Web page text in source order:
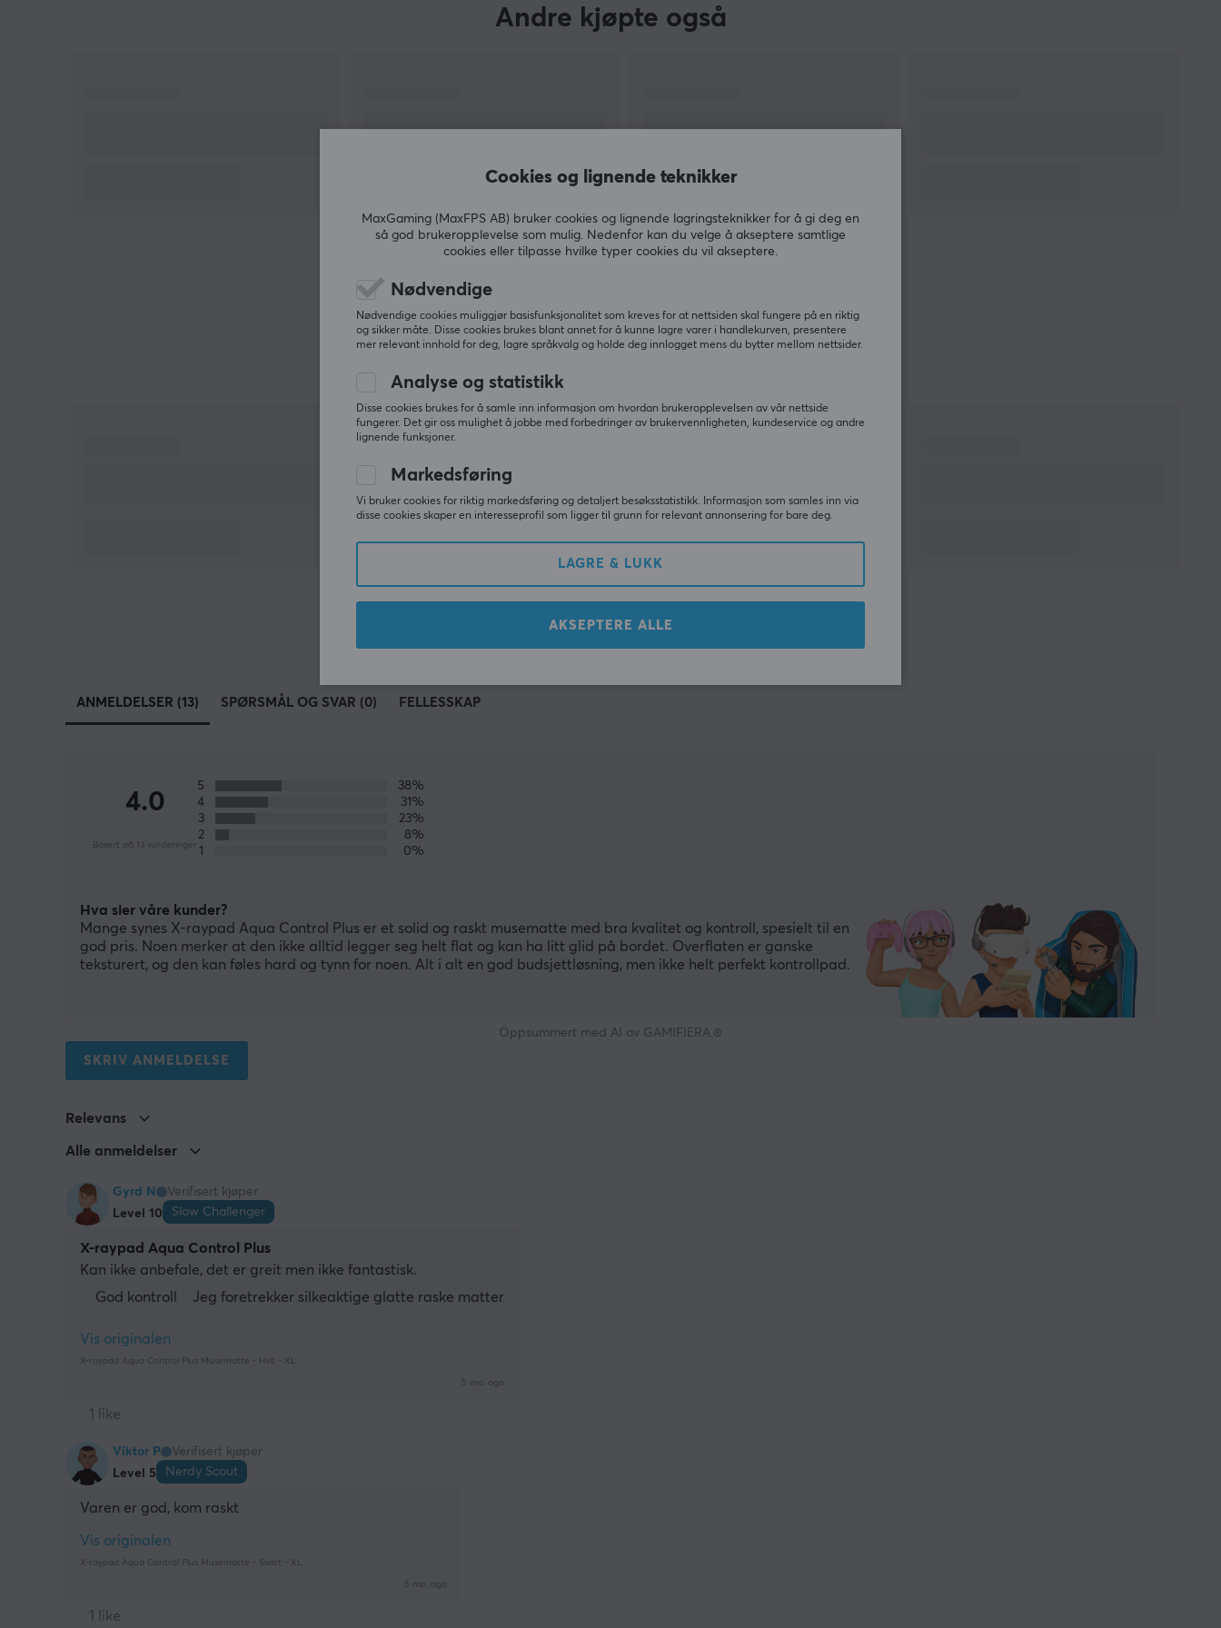
Andre kjøpte også
VIS MER
Andre så også
ANMELDELSER (13) SPØRSMÅL OG SVAR (0) FELLESSKAP
4.0
Basert på 13 vurderinger
5
38%
4
31%
3
23%
2
8%
1
0%
Hva sier våre kunder?
Mange synes X-raypad Aqua Control Plus er et solid og raskt musematte med bra kvalitet og kontroll, spesielt til en
god pris. Noen merker at den ikke alltid legger seg helt flat og kan ha litt glid på bordet. Overflaten er ganske
teksturert, og den kan føles hard og tynn for noen. Alt i alt en god budsjettløsning, men ikke helt perfekt kontrollpad.
Oppsummert med AI av GAMIFIERA.®
SKRIV ANMELDELSE
Relevans
Alle anmeldelser
Gyrd N
Verifisert kjøper
Level 10
Slow Challenger
X-raypad Aqua Control Plus
Kan ikke anbefale, det er greit men ikke fantastisk.
God kontroll
Jeg foretrekker silkeaktige glatte raske matter
Vis originalen
X-raypad Aqua Control Plus Musematte - Hvit - XL
5 mo. ago
1 like
Viktor P
Verifisert kjøper
Level 5
Nerdy Scout
Varen er god, kom raskt
Vis originalen
X-raypad Aqua Control Plus Musematte - Svart - XL
6 mo. ago
1 like
Cookies og lignende teknikker
MaxGaming (MaxFPS AB) bruker cookies og lignende lagringsteknikker for å gi deg en
så god brukeropplevelse som mulig. Nedenfor kan du velge å akseptere samtlige
cookies eller tilpasse hvilke typer cookies du vil akseptere.
Nødvendige
Nødvendige cookies muliggjør basisfunksjonalitet som kreves for at nettsiden skal fungere på en riktig
og sikker måte. Disse cookies brukes blant annet for å kunne lagre varer i handlekurven, presentere
mer relevant innhold for deg, lagre språkvalg og holde deg innlogget mens du bytter mellom nettsider.
Analyse og statistikk
Disse cookies brukes for å samle inn informasjon om hvordan brukeropplevelsen av vår nettside
fungerer. Det gir oss mulighet å jobbe med forbedringer av brukervennligheten, kundeservice og andre
lignende funksjoner.
Markedsføring
Vi bruker cookies for riktig markedsføring og detaljert besøksstatistikk. Informasjon som samles inn via
disse cookies skaper en interesseprofil som ligger til grunn for relevant annonsering for bare deg.
LAGRE & LUKK
AKSEPTERE ALLE